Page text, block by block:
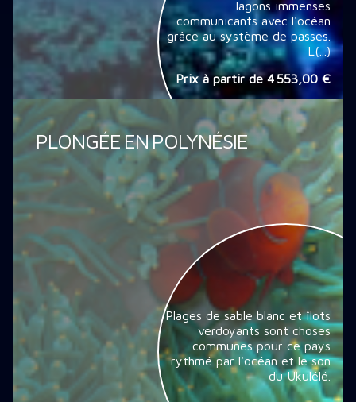
lagons immenses
communicants avec l'océan
grâce au système de passes.
L(...)
Prix à partir de4 553,00 €
PLONGÉE EN POLYNÉSIE
Plages de sable blanc et îlots
verdoyants sont choses
communes pour ce pays
rythmé par l'océan et le son
du Ukulélé.